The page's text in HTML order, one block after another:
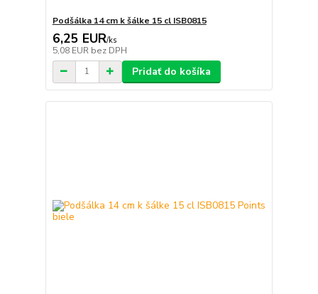
Podšálka 14 cm k šálke 15 cl ISB0815
6,25 EUR/ks
5,08 EUR bez DPH
Pridať do košíka